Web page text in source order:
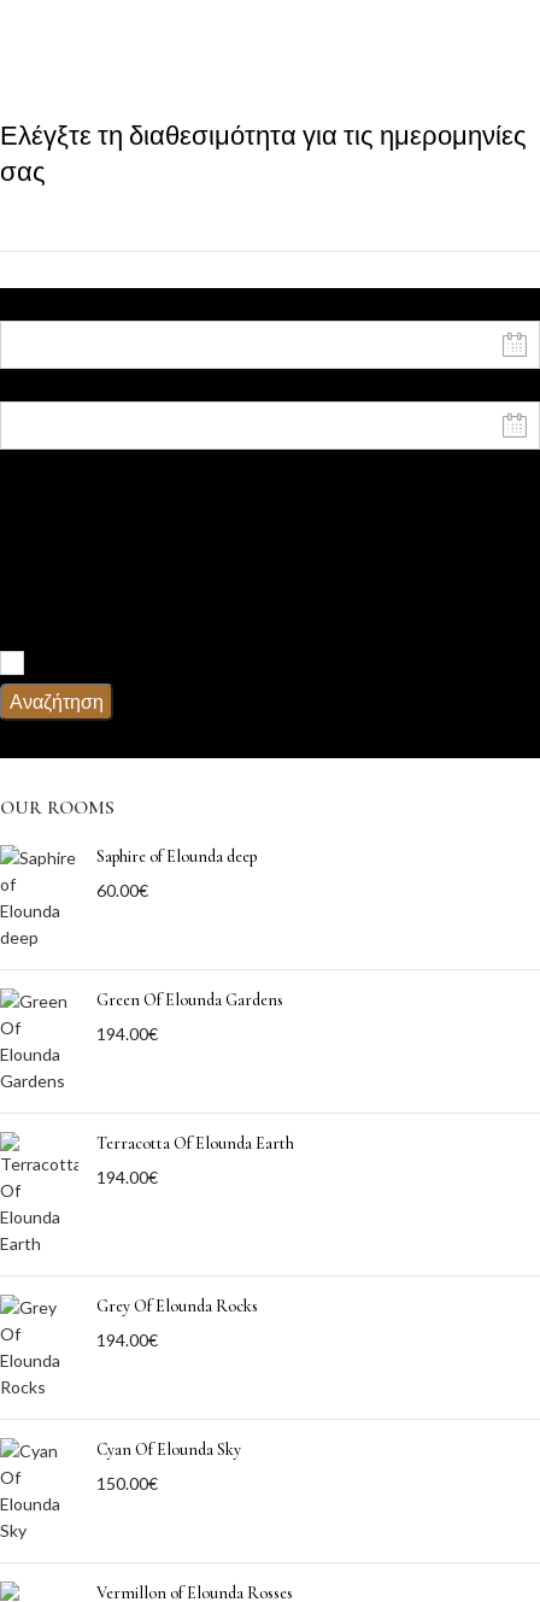
Ελέγξτε τη διαθεσιμότητα για τις ημερομηνίες
σας
Αναζήτηση
OUR ROOMS
Saphire of Elounda deep
60.00€
Green Of Elounda Gardens
194.00€
Terracotta Of Elounda Earth
194.00€
Grey Of Elounda Rocks
194.00€
Cyan Of Elounda Sky
150.00€
Vermillon of Elounda Rosses